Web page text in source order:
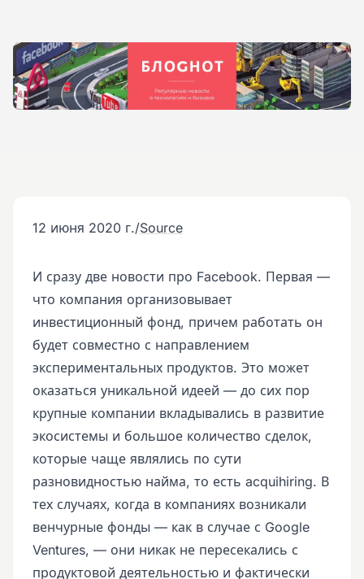
12 июня 2020 г./Source
И сразу две новости про Facebook. Первая —
что компания организовывает
инвестиционный фонд, причем работать он
будет совместно с направлением
экспериментальных продуктов. Это может
оказаться уникальной идеей — до сих пор
крупные компании вкладывались в развитие
экосистемы и большое количество сделок,
которые чаще являлись по сути
разновидностью найма, то есть acquihiring. В
тех случаях, когда в компаниях возникали
венчурные фонды — как в случае с Google
Ventures, — они никак не пересекались с
продуктовой деятельностью и фактически